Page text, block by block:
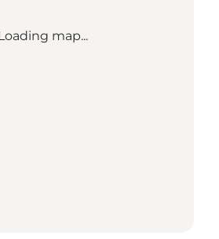
map...